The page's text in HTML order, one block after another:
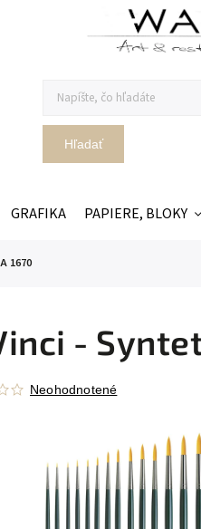
Hľadať
GRAFIKA PAPIERE, BLOKY
1670
-
Neohodnotené